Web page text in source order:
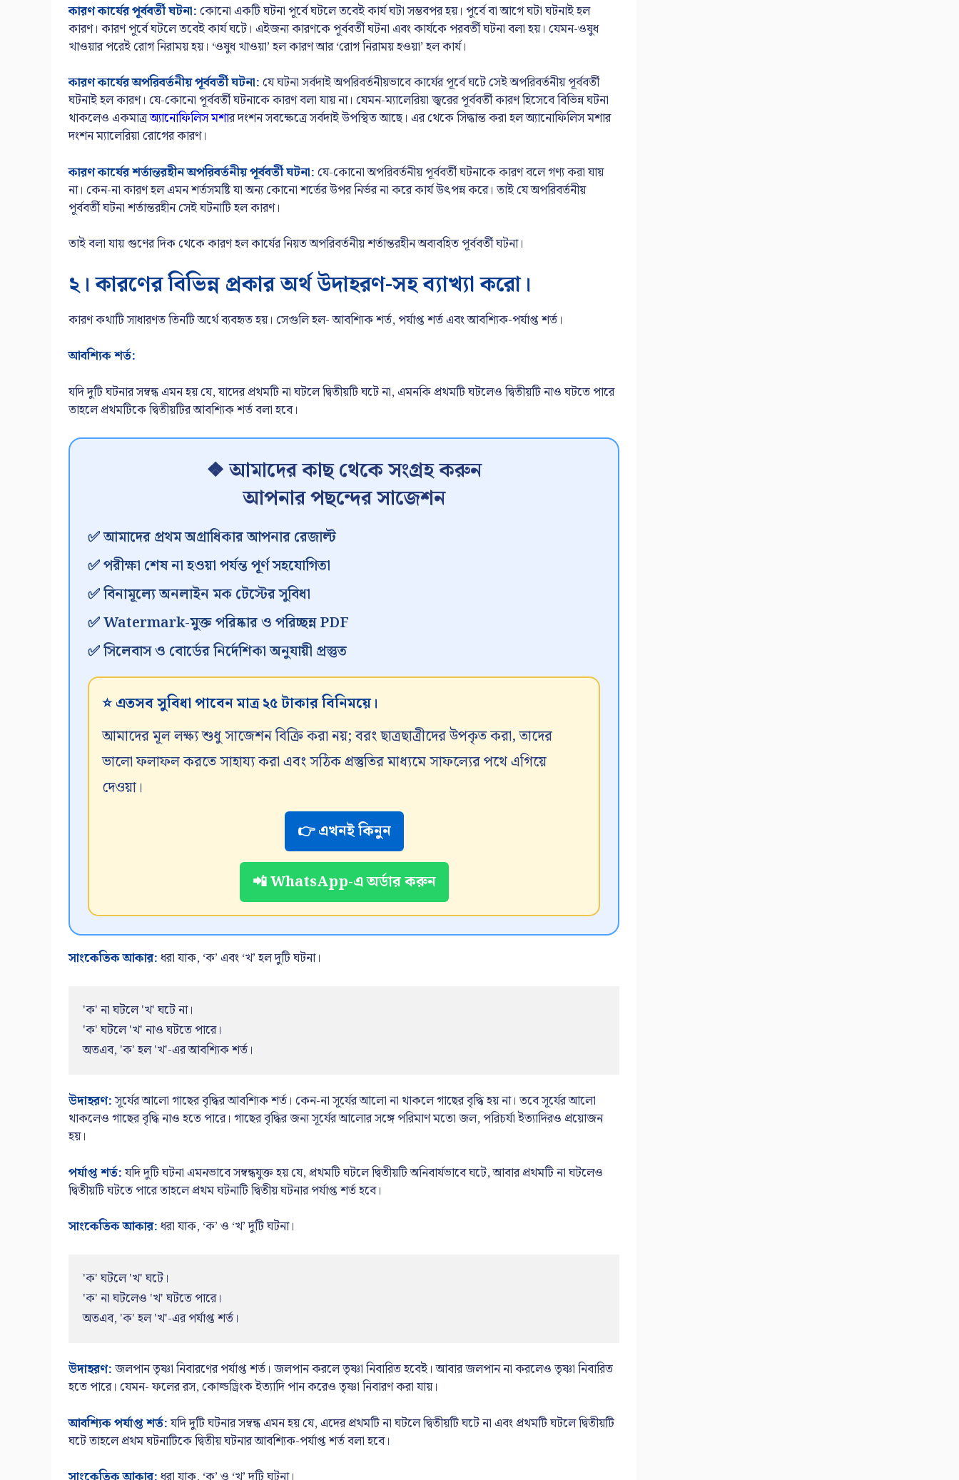
কারণ কার্যের পূর্ববর্তী ঘটনা:কোনো একটি ঘটনা পূর্বে ঘটলে তবেই কার্য ঘটা সম্ভবপর হয়। পূর্বে বা আগে ঘটা ঘটনাই হল
কারণ। কারণ পূর্বে ঘটলে তবেই কার্য ঘটে। এইজন্য কারণকে পূর্ববর্তী ঘটনা এবং কার্যকে পরবর্তী ঘটনা বলা হয়। যেমন-ওষুধ
খাওয়ার পরেই রোগ নিরাময় হয়। ‘ওষুধ খাওয়া’ হল কারণ আর ‘রোগ নিরাময় হওয়া’ হল কার্য।
কারণ কার্যের অপরিবর্তনীয় পূর্ববর্তী ঘটনা:যে ঘটনা সর্বদাই অপরিবর্তনীয়ভাবে কার্যের পূর্বে ঘটে সেই অপরিবর্তনীয় পূর্ববর্তী
ঘটনাই হল কারণ। যে-কোনো পূর্ববর্তী ঘটনাকে কারণ বলা যায় না। যেমন-ম্যালেরিয়া জ্বরের পূর্ববর্তী কারণ হিসেবে বিভিন্ন ঘটনা
থাকলেও একমাত্রঅ্যানোফিলিস মশার দংশন সবক্ষেত্রে সর্বদাই উপস্থিত আছে। এর থেকে সিদ্ধান্ত করা হল অ্যানোফিলিস মশার
দংশন ম্যালেরিয়া রোগের কারণ।
কারণ কার্যের শর্তান্তরহীন অপরিবর্তনীয় পূর্ববর্তী ঘটনা:যে-কোনো অপরিবর্তনীয় পূর্ববর্তী ঘটনাকে কারণ বলে গণ্য করা যায়
না। কেন-না কারণ হল এমন শর্তসমষ্টি যা অন্য কোনো শর্তের উপর নির্ভর না করে কার্য উৎপন্ন করে। তাই যে অপরিবর্তনীয়
পূর্ববর্তী ঘটনা শর্তান্তরহীন সেই ঘটনাটি হল কারণ।
তাই বলা যায় গুণের দিক থেকে কারণ হল কার্যের নিয়ত অপরিবর্তনীয় শর্তান্তরহীন অব্যবহিত পূর্ববর্তী ঘটনা।
২। কারণের বিভিন্ন প্রকার অর্থ উদাহরণ-সহ ব্যাখ্যা করো।
কারণ কথাটি সাধারণত তিনটি অর্থে ব্যবহৃত হয়। সেগুলি হল- আবশ্যিক শর্ত, পর্যাপ্ত শর্ত এবং আবশ্যিক-পর্যাপ্ত শর্ত।
আবশ্যিক শর্ত:
যদি দুটি ঘটনার সম্বন্ধ এমন হয় যে, যাদের প্রথমটি না ঘটলে দ্বিতীয়টি ঘটে না, এমনকি প্রথমটি ঘটলেও দ্বিতীয়টি নাও ঘটতে পারে
তাহলে প্রথমটিকে দ্বিতীয়টির আবশ্যিক শর্ত বলা হবে।
❖ আমাদের কাছ থেকে সংগ্রহ করুন
আপনার পছন্দের সাজেশন
✅ আমাদের প্রথম অগ্রাধিকার আপনার রেজাল্ট
✅ পরীক্ষা শেষ না হওয়া পর্যন্ত পূর্ণ সহযোগিতা
✅ বিনামূল্যে অনলাইন মক টেস্টের সুবিধা
✅ Watermark-মুক্ত পরিষ্কার ও পরিচ্ছন্ন PDF
✅ সিলেবাস ও বোর্ডের নির্দেশিকা অনুযায়ী প্রস্তুত
⭐ এতসব সুবিধা পাবেন মাত্র ২৫ টাকার বিনিময়ে।
আমাদের মূল লক্ষ্য শুধু সাজেশন বিক্রি করা নয়; বরং ছাত্রছাত্রীদের উপকৃত করা, তাদের
ভালো ফলাফল করতে সাহায্য করা এবং সঠিক প্রস্তুতির মাধ্যমে সাফল্যের পথে এগিয়ে
দেওয়া।
👉 এখনই কিনুন
📲 WhatsApp-এ অর্ডার করুন
সাংকেতিক আকার:ধরা যাক, ‘ক’ এবং ‘খ’ হল দুটি ঘটনা।
'ক' না ঘটলে 'খ' ঘটে না।
'ক' ঘটলে 'খ' নাও ঘটতে পারে।
অতএব, 'ক' হল 'খ'-এর আবশ্যিক শর্ত।
উদাহরণ:সূর্যের আলো গাছের বৃদ্ধির আবশ্যিক শর্ত। কেন-না সূর্যের আলো না থাকলে গাছের বৃদ্ধি হয় না। তবে সূর্যের আলো
থাকলেও গাছের বৃদ্ধি নাও হতে পারে। গাছের বৃদ্ধির জন্য সূর্যের আলোর সঙ্গে পরিমাণ মতো জল, পরিচর্যা ইত্যাদিরও প্রয়োজন
হয়।
পর্যাপ্ত শর্ত:যদি দুটি ঘটনা এমনভাবে সম্বন্ধযুক্ত হয় যে, প্রথমটি ঘটলে দ্বিতীয়টি অনিবার্যভাবে ঘটে, আবার প্রথমটি না ঘটলেও
দ্বিতীয়টি ঘটতে পারে তাহলে প্রথম ঘটনাটি দ্বিতীয় ঘটনার পর্যাপ্ত শর্ত হবে।
সাংকেতিক আকার:ধরা যাক, ‘ক’ ও ‘খ’ দুটি ঘটনা।
'ক' ঘটলে 'খ' ঘটে।
'ক' না ঘটলেও 'খ' ঘটতে পারে।
অতএব, 'ক' হল 'খ'-এর পর্যাপ্ত শর্ত।
উদাহরণ:জলপান তৃষ্ণা নিবারণের পর্যাপ্ত শর্ত। জলপান করলে তৃষ্ণা নিবারিত হবেই। আবার জলপান না করলেও তৃষ্ণা নিবারিত
হতে পারে। যেমন- ফলের রস, কোল্ডড্রিংক ইত্যাদি পান করেও তৃষ্ণা নিবারণ করা যায়।
আবশ্যিক পর্যাপ্ত শর্ত:যদি দুটি ঘটনার সম্বন্ধ এমন হয় যে, এদের প্রথমটি না ঘটলে দ্বিতীয়টি ঘটে না এবং প্রথমটি ঘটলে দ্বিতীয়টি
ঘটে তাহলে প্রথম ঘটনাটিকে দ্বিতীয় ঘটনার আবশ্যিক-পর্যাপ্ত শর্ত বলা হবে।